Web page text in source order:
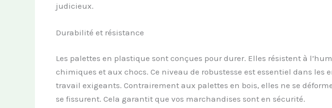
judicieux.
Durabilité et résistance
Les palettes en plastique sont conçues pour durer. Elles résistent à
chimiques et aux chocs. Ce niveau de robustesse est essentiel dans les
travail exigeants. Contrairement aux palettes en bois, elles ne se
se fissurent. Cela garantit que vos marchandises sont en sécurité.